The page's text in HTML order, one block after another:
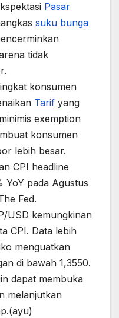
Pasar
suku bunga
tidak
konsumen
Tarif yang
exemption
konsumen
lebih besar.
CPI headline
YoY pada Agustus
Fed.
USD kemungkinan
CPI. Data lebih
menguatkan
di bawah 1,3550.
dapat membuka
melanjutkan